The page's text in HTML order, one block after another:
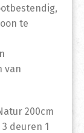
te
van
200cm
deuren 1